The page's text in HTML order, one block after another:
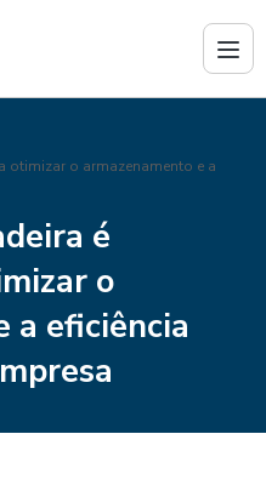
otimizar o armazenamento e a
é
o
a eficiência